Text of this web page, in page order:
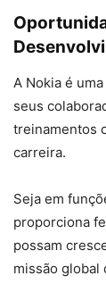
A Nokia é
seus
treinamentos
carreira.
Seja em
proporciona
possam
missão global